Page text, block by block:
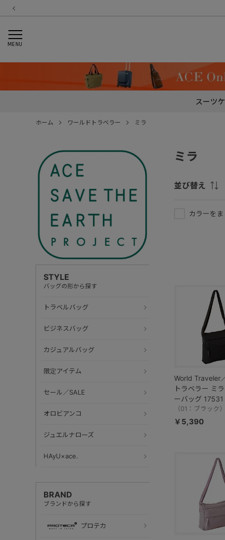
MENU
スーツ
ホーム ワールドトラベラー ミラ
STYLE
バッグの形から探す
トラベルバッグ
ビジネスバッグ
カジュアルバッグ
限定アイテム
セール／SALE
オロビアンコ
ジュエルナローズ
HAyU×ace.
BRAND
ブランドから探す
プロテカ
ミラ
並び替え
カラーをま
World Traveler
トラベラー ミ
ーバッグ 17531
（01：ブラック）
￥5,390